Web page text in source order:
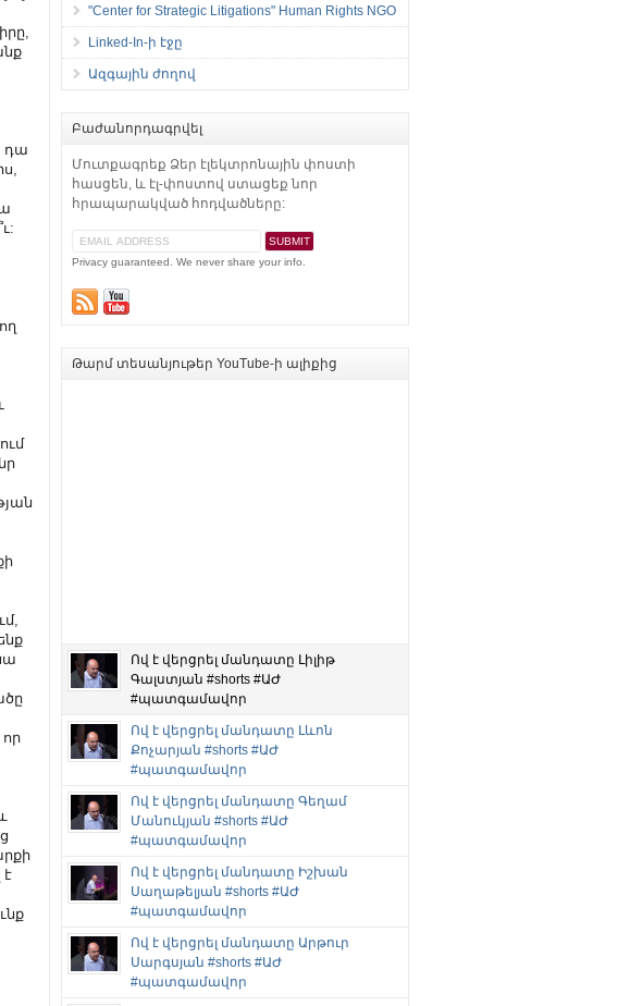
"Center for Strategic Litigations" Human Rights NGO
Linked-In-ի էջը
Ազգային ժողով
Բաժանորդագրվել
Մուտքագրեք Ձեր էլեկտրոնային փոստի
հասցեն, և էլ-փոստով ստացեք նոր
հրապարակված հոդվածները:
Privacy guaranteed. We never share your info.
Թարմ տեսանյութեր YouTube-ի ալիքից
Ով է վերցրել մանդատը Լիլիթ
Գալստյան #shorts #ԱԺ
#պատգամավոր
Ով է վերցրել մանդատը Լևոն
Քոչարյան #shorts #ԱԺ
#պատգամավոր
Ով է վերցրել մանդատը Գեղամ
Մանուկյան #shorts #ԱԺ
#պատգամավոր
Ով է վերցրել մանդատը Իշխան
Սաղաթելյան #shorts #ԱԺ
#պատգամավոր
Ով է վերցրել մանդատը Արթուր
Սարգսյան #shorts #ԱԺ
#պատգամավոր